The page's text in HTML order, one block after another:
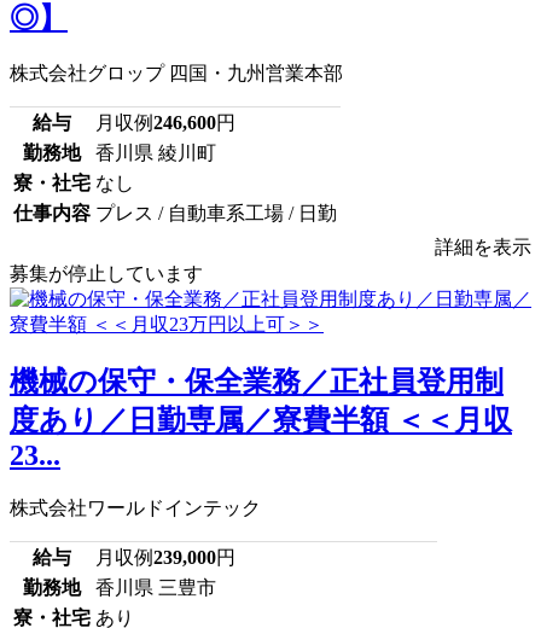
◎】
株式会社グロップ 四国・九州営業本部
給与 月収例246,600円
勤務地
香川県 綾川町
寮・社宅 なし
仕事内容 プレス / 自動車系工場 / 日勤
詳細を表示
募集が停止しています
機械の保守・保全業務／正社員登用制
度あり／日勤専属／寮費半額 ＜＜月収
23...
株式会社ワールドインテック
給与 月収例239,000円
勤務地
香川県 三豊市
寮・社宅 あり